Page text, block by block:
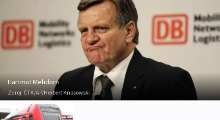
Hartmut Mehdorn
Zdroj: ČTK/AP/Herbert Knosowski